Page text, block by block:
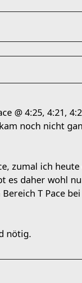
@ 4:25, 4:21,
noch nicht
zumal ich
es daher wohl
T Pace
nötig.